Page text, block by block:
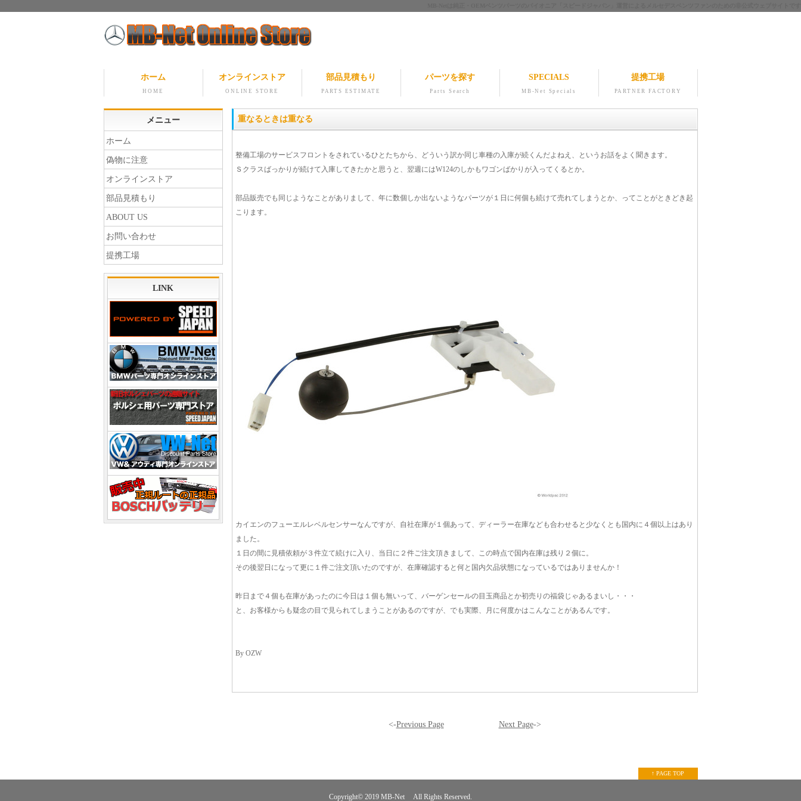
ホーム
HOME
オンラインストア
ONLINE STORE
部品見積もり
PARTS ESTIMATE
パーツを探す
Parts Search
SPECIALS
MB-Net Specials
提携工場
PARTNER FACTORY
重なるときは重なる
整備工場のサービスフロントをされているひとたちから、どういう訳か同じ車種の入庫が続くんだよねえ、というお話をよく聞きます。
Ｓクラスばっかりが続けて入庫してきたかと思うと、翌週にはW124のしかもワゴンばかりが入ってくるとか。
部品販売でも同じようなことがありまして、年に数個しか出ないようなパーツが１日に何個も続けて売れてしまうとか、ってことがときどき起
こります。
カイエンのフューエルレベルセンサーなんですが、自社在庫が１個あって、ディーラー在庫なども合わせると少なくとも国内に４個以上はあり
ました。
１日の間に見積依頼が３件立て続けに入り、当日に２件ご注文頂きまして、この時点で国内在庫は残り２個に。
その後翌日になって更に１件ご注文頂いたのですが、在庫確認すると何と国内欠品状態になっているではありませんか！
昨日まで４個も在庫があったのに今日は１個も無いって、バーゲンセールの目玉商品とか初売りの福袋じゃあるまいし・・・
と、お客様からも疑念の目で見られてしまうことがあるのですが、でも実際、月に何度かはこんなことがあるんです。
By OZW
<-Previous Page Next Page->
メニュー
ホーム
偽物に注意
オンラインストア
部品見積もり
ABOUT US
お問い合わせ
提携工場
LINK
↑ PAGE TOP
Copyright© 2019 MB-Net All Rights Reserved.